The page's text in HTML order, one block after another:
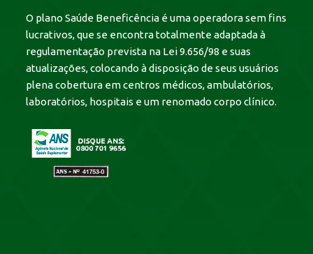
O plano Saúde Beneficência é uma operadora sem fins
lucrativos, que se encontra totalmente adaptada à
regulamentação prevista na Lei 9.656/98 e suas
atualizações, colocando à disposição de seus usuários
plena cobertura em centros médicos, ambulatórios,
laboratórios, hospitais e um renomado corpo clínico.